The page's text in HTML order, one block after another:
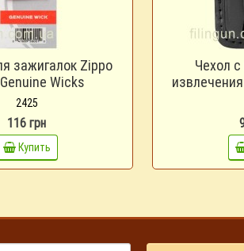
зажигалок Zippo
Wicks
2425
116 грн
Купить
Чехол